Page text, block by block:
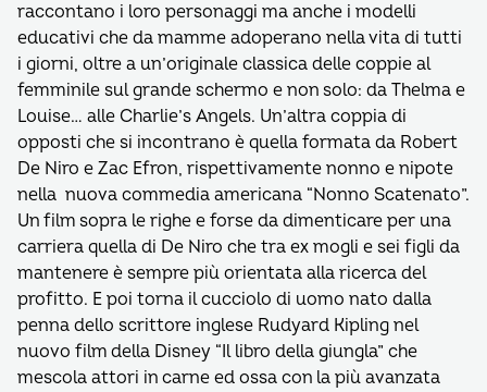
raccontano i loro personaggi ma anche i modelli
educativi che da mamme adoperano nella vita di tutti
i giorni, oltre a un’originale classica delle coppie al
femminile sul grande schermo e non solo: da Thelma e
Louise… alle Charlie’s Angels. Un’altra coppia di
opposti che si incontrano è quella formata da Robert
De Niro e Zac Efron, rispettivamente nonno e nipote
nella nuova commedia americana “Nonno Scatenato”.
Un film sopra le righe e forse da dimenticare per una
carriera quella di De Niro che tra ex mogli e sei figli da
mantenere è sempre più orientata alla ricerca del
profitto. E poi torna il cucciolo di uomo nato dalla
penna dello scrittore inglese Rudyard Kipling nel
nuovo film della Disney “Il libro della giungla” che
mescola attori in carne ed ossa con la più avanzata